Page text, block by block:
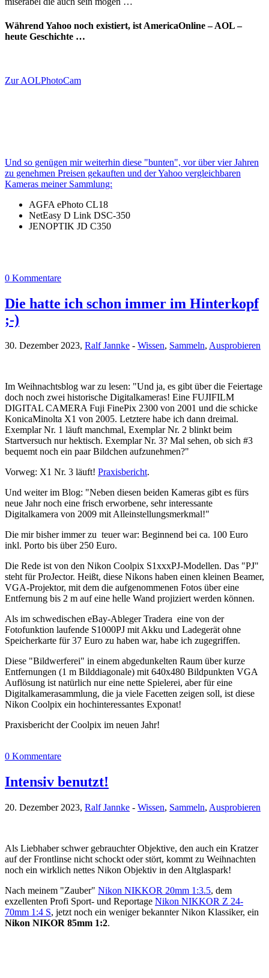
Während Yahoo noch existiert, ist AmericaOnline – AOL –
heute Geschichte …
Zur AOLPhotoCam
Und so genügen mir weiterhin diese "bunten", vor über vier Jahren
zu genehmen Preisen gekauften und der Yahoo vergleichbaren
Kameras meiner Sammlung:
AGFA ePhoto CL18
NetEasy D Link DSC-350
JENOPTIK JD C350
0 Kommentare
Die hatte ich schon immer im Hinterkopf
;-)
30. Dezember 2023, Ralf Jannke - Wissen, Sammeln, Ausprobieren
Im Weihnachtsblog war zu lesen: "Und ja, es gibt über die Feiertage
doch noch zwei historische Digitalkameras! Eine FUJIFILM
DIGITAL CAMERA Fuji FinePix 2300 von 2001 und die schicke
KonicaMinolta X1 von 2005. Letztere habe ich dann dreimal.
Exemplar Nr. 1 läuft manchmal, Exemplar Nr. 2 blinkt beim
Startversuch nur hektisch. Exemplar Nr. 3? Mal sehen, ob sich #3
bequemt noch ein paar Bildchen aufzunehmen?"
Vorweg: X1 Nr. 3 läuft! Praxisbericht.
Und weiter im Blog: "Neben diesen beiden Kameras gibt es fürs
neue Jahr noch eine frisch erworbene, sehr interessante
Digitalkamera von 2009 mit Alleinstellungsmerkmal!"
Die mir bisher immer zu teuer war: Beginnend bei ca. 100 Euro
inkl. Porto bis über 250 Euro.
Die Rede ist von den Nikon Coolpix S1xxxPJ-Modellen. Das "PJ"
steht für ProJector. Heißt, diese Nikons haben einen kleinen Beamer,
VGA-Projektor, mit dem die aufgenommenen Fotos über eine
Entfernung bis 2 m auf eine helle Wand projiziert werden können.
Als im schwedischen eBay-Ableger Tradera eine von der
Fotofunktion laufende S1000PJ mit Akku und Ladegerät ohne
Speicherkarte für 37 Euro zu haben war, habe ich zugegriffen.
Diese "Bildwerferei" in einem abgedunkelten Raum über kurze
Entfernungen (1 m Bilddiagonale) mit 640x480 Bildpunkten VGA
Auflösung ist natürlich nur eine nette Spielerei, aber für eine
Digitalkamerasammlung, die ja viele Facetten zeigen soll, ist diese
Nikon Coolpix ein hochinteressantes Exponat!
Praxisbericht der Coolpix im neuen Jahr!
0 Kommentare
Intensiv benutzt!
20. Dezember 2023, Ralf Jannke - Wissen, Sammeln, Ausprobieren
Als Liebhaber schwer gebrauchter Objektive, den auch ein Kratzer
auf der Frontlinse nicht schockt oder stört, kommt zu Weihnachten
noch ein wirklich nettes Nikon Objektiv in den Altglaspark!
Nach meinem "Zauber" Nikon NIKKOR 20mm 1:3.5, dem
exzellenten Profi Sport- und Reportage Nikon NIKKOR Z 24-
70mm 1:4 S, jetzt noch ein weniger bekannter Nikon Klassiker, ein
Nikon NIKOR 85mm 1:2.